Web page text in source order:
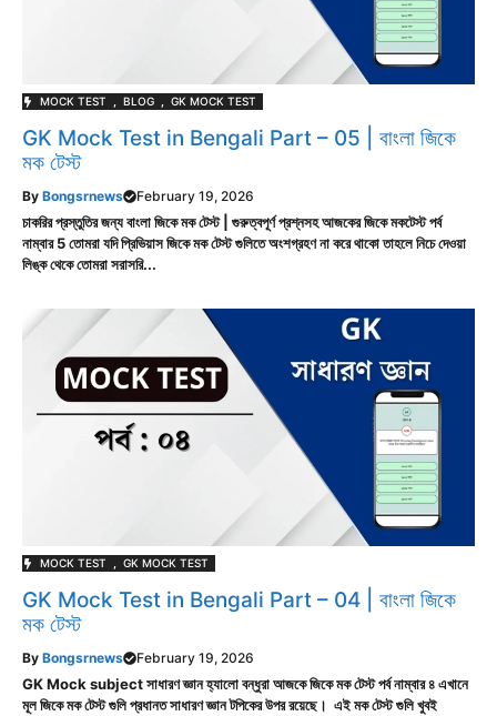
MOCK TEST BLOG GK MOCK TEST
GK Mock Test in Bengali Part – 05 | বাংলা জিকে
মক টেস্ট
By Bongsrnews February 19, 2026
চাকরির প্রস্তুতির জন্য বাংলা জিকে মক টেস্ট | গুরুত্বপূর্ণ প্রশ্নসহ আজকের জিকে মকটেস্ট পর্ব
নাম্বার 5 তোমরা যদি প্রিভিয়াস জিকে মক টেস্ট গুলিতে অংশগ্রহণ না করে থাকো তাহলে নিচে দেওয়া
লিঙ্ক থেকে তোমরা সরাসরি...
MOCK TEST GK MOCK TEST
GK Mock Test in Bengali Part – 04 | বাংলা জিকে
মক টেস্ট
By Bongsrnews February 19, 2026
GK Mock subject সাধারণ জ্ঞান হ্যালো বন্ধুরা আজকে জিকে মক টেস্ট পর্ব নাম্বার ৪ এখানে
মূল জিকে মক টেস্ট গুলি প্রধানত সাধারণ জ্ঞান টপিকের উপর রয়েছে। এই মক টেস্ট গুলি খুবই